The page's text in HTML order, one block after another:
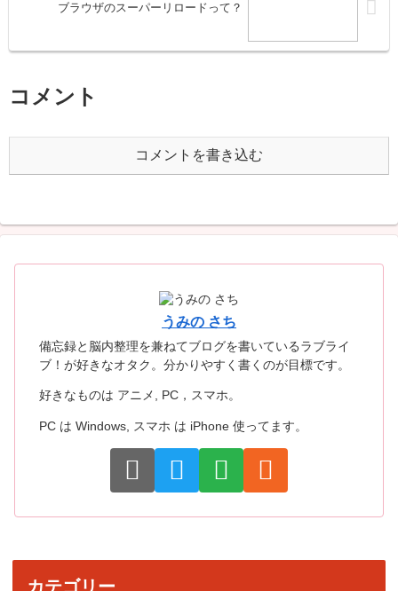
ブラウザのスーパーリロードって？
コメント
コメントを書き込む
うみの さち
備忘録と脳内整理を兼ねてブログを書いているラブライ
ブ！が好きなオタク。分かりやすく書くのが目標です。
好きなものは アニメ, PC，スマホ。
PC は Windows, スマホ は iPhone 使ってます。
カテゴリー